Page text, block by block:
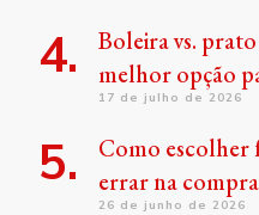
Boleira vs.
melhor opção
17 de julho de 2026
Como escolher
errar na compra
26 de junho de 2026